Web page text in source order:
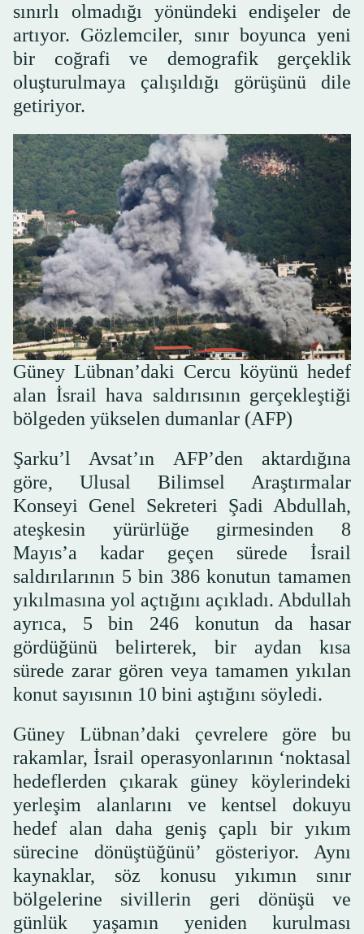
sınırlı olmadığı yönündeki endişeler de
artıyor. Gözlemciler, sınır boyunca yeni
bir coğrafi ve demografik gerçeklik
oluşturulmaya çalışıldığı görüşünü dile
getiriyor.
Güney Lübnan’daki Cercu köyünü hedef
alan İsrail hava saldırısının gerçekleştiği
bölgeden yükselen dumanlar (AFP)
Şarku’l Avsat’ın AFP’den aktardığına
göre, Ulusal Bilimsel Araştırmalar
Konseyi Genel Sekreteri Şadi Abdullah,
ateşkesin yürürlüğe girmesinden 8
Mayıs’a kadar geçen sürede İsrail
saldırılarının 5 bin 386 konutun tamamen
yıkılmasına yol açtığını açıkladı. Abdullah
ayrıca, 5 bin 246 konutun da hasar
gördüğünü belirterek, bir aydan kısa
sürede zarar gören veya tamamen yıkılan
konut sayısının 10 bini aştığını söyledi.
Güney Lübnan’daki çevrelere göre bu
rakamlar, İsrail operasyonlarının ‘noktasal
hedeflerden çıkarak güney köylerindeki
yerleşim alanlarını ve kentsel dokuyu
hedef alan daha geniş çaplı bir yıkım
sürecine dönüştüğünü’ gösteriyor. Aynı
kaynaklar, söz konusu yıkımın sınır
bölgelerine sivillerin geri dönüşü ve
günlük yaşamın yeniden kurulması